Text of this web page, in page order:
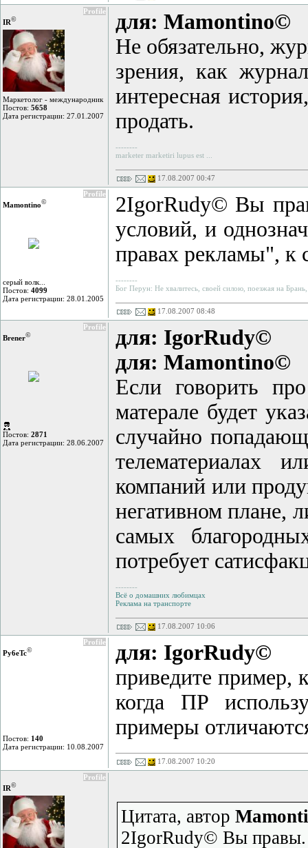
Profile
IR©
Маркетолог - международник
Постов: 5658
Дата регистрации: 27.01.2007
для: Mamontino©
Не обязательно,
зрения, как
интересная
продать.
--------
marketer marketiri lupus est ...
17.08.2007 00:47
Profile
Mamontino©
серый волк...
Постов: 4099
Дата регистрации: 28.01.2005
2IgorRudy© Вы
условий, и
правах рекламы", к
--------
Бог Перун: Не хвалитесь, своей силою, поезжая на
17.08.2007 08:48
Profile
Brener©
Постов: 2871
Дата регистрации: 28.06.2007
для: IgorRudy©
для: Mamontino©
Если говорить
матерале будет
случайно
телематериалах
компаний или
негативном плане,
самых
потребует
--------
Всё о домашних любимцах
Реклама на транспорте
17.08.2007 10:06
Profile
Py6eTc©
Постов: 140
Дата регистрации: 10.08.2007
для: IgorRudy©
приведите пример,
когда ПР
примеры
17.08.2007 10:20
Profile
IR©
Цитата, автор
2IgorRudy© Вы правы.